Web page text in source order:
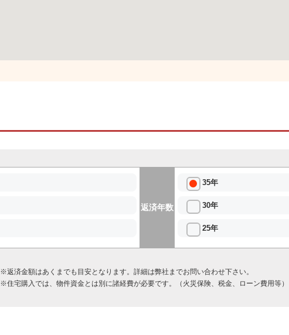
返済年数
35年
30年
25年
※返済金額はあくまでも目安となります。詳細は弊社までお問い合わせ下さい。
※住宅購入では、物件資金とは別に諸経費が必要です。（火災保険、税金、ローン費用等）